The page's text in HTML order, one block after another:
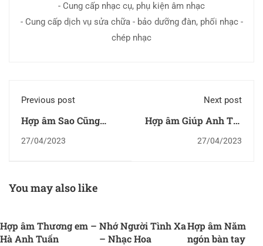
- Cung cấp nhạc cụ, phụ kiện âm nhạc
- Cung cấp dịch vụ sửa chữa - bảo dưỡng đàn, phối nhạc -
chép nhạc
Previous post
Hợp âm Sao Cũng
27/04/2023
Next post
Hợp âm Giúp Anh Trả
(Giúp Em Trả Lời
27/04/2023
You may also like
Hợp âm Thương em –
Hà Anh Tuấn
Nhớ Người Tình Xa
– Nhạc Hoa
Hợp âm Năm
ngón bàn tay